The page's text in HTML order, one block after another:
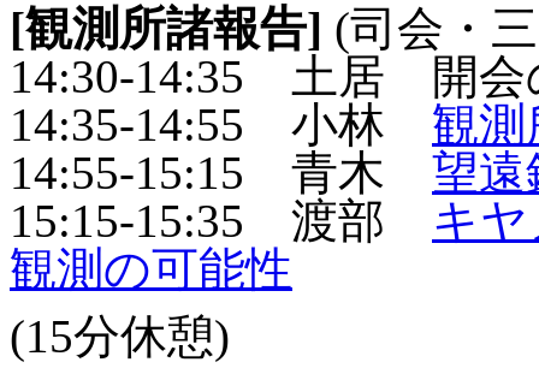
[観測所諸報告] (司会・
14:30-14:35 土居 開会
14:35-14:55 小林 観測
14:55-15:15 青木 望遠
15:15-15:35 渡部 キ
観測の可能性
(15分休憩)